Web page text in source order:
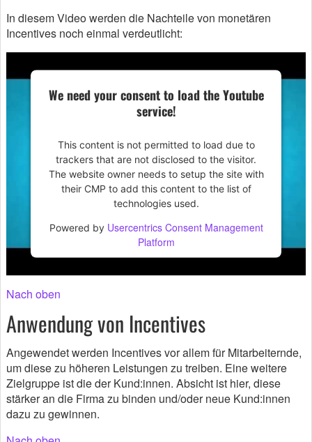
In diesem Video werden die Nachteile von monetären
Incentives noch einmal verdeutlicht:
We need your consent to load the Youtube
service!
This content is not permitted to load due to
trackers that are not disclosed to the visitor.
The website owner needs to setup the site with
their CMP to add this content to the list of
technologies used.
Powered by Usercentrics Consent Management
Platform
Nach oben
Anwendung von Incentives
Angewendet werden Incentives vor allem für Mitarbeiternde,
um diese zu höheren Leistungen zu treiben. Eine weitere
Zielgruppe ist die der Kund:innen. Absicht ist hier, diese
stärker an die Firma zu binden und/oder neue Kund:innen
dazu zu gewinnen.